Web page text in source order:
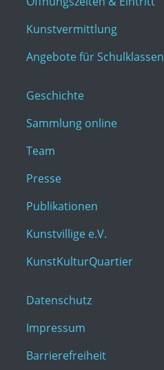
Kunstvermittlung
Angebote für Schulklassen
Geschichte
Sammlung online
Team
Presse
Publikationen
Kunstvillige e.V.
KunstKulturQuartier
Datenschutz
Impressum
Barrierefreiheit